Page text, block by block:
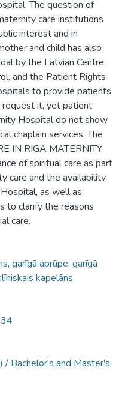
The question of
care institutions
interest and in
and child has also
by the Latvian Centre
and the Patient Rights
to provide patients
it, yet patient
Hospital do not show
chaplain services. The
IN RIGA MATERNITY
of spiritual care as part
care and the availability
as well as
to clarify the reasons
care.
, garīgā aprūpe, garīgā
kapelāns
/ Bachelor's and Master's